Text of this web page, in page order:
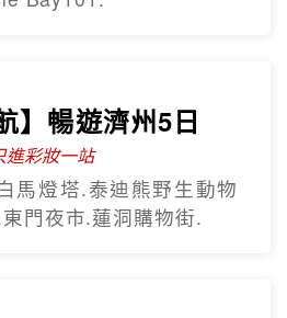
】暢遊濟州5日
進彩妝一站
馬燈塔.泰迪熊野生動物
門夜市.蓮洞購物街.